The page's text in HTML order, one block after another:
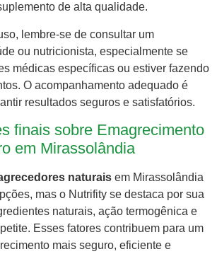
de alta qualidade.
lembre-se de consultar um
ou nutricionista, especialmente se
médicas específicas ou estiver fazendo
O acompanhamento adequado é
resultados seguros e satisfatórios.
finais sobre Emagrecimento
em Mirassolândia
naturais em Mirassolândia
mas o Nutrifity se destaca por sua
naturais, ação termogênica e
Esses fatores contribuem para um
mais seguro, eficiente e